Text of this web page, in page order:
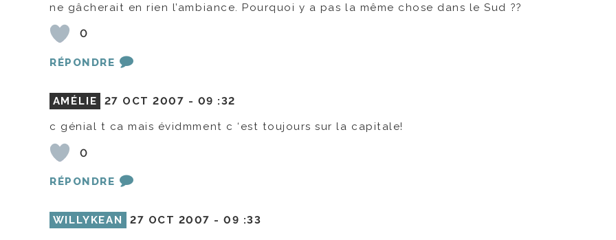
ne gâcherait en rien l’ambiance. Pourquoi y a pas la même chose dans le Sud ??
0
RÉPONDRE
AMÉLIE 27 OCT 2007 - 09 :32
c génial t ca mais évidmment c ‘est toujours sur la capitale!
0
RÉPONDRE
WILLYKEAN 27 OCT 2007 -09 :33